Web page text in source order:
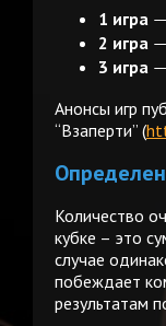
1 игра —
2 игра —
3 игра —
Анонсы игр
“Взаперти” (
Количество
кубке – это
случае
побеждает
результатам